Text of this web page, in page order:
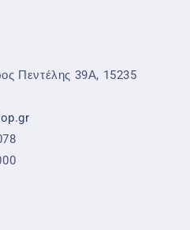
Πεντέλης 39Α, 15235